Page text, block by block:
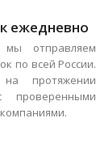
ежедневно
отправляем
по всей России.
на протяжении